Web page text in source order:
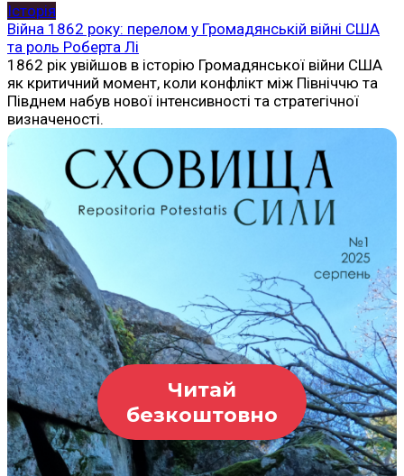
Історія
Війна 1862 року: перелом у Громадянській війні США
та роль Роберта Лі
1862 рік увійшов в історію Громадянської війни США
як критичний момент, коли конфлікт між Північчю та
Півднем набув нової інтенсивності та стратегічної
визначеності.
Читай
безкоштовно